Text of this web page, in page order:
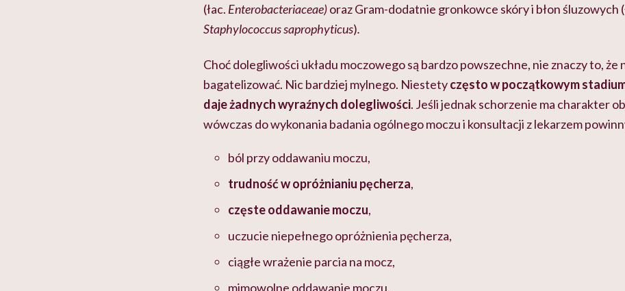
(łac. Enterobacteriaceae)oraz Gram-dodatnie gronkowce skóry i błon śluzowych
Staphylococcus saprophyticus).
Choć dolegliwości układu moczowego są bardzo powszechne, nie znaczy to, że
bagatelizować. Nic bardziej mylnego. Niestetyczęsto w początkowym
daje żadnych wyraźnych dolegliwości. Jeśli jednak schorzenie ma charakter
wówczas do wykonania badania ogólnego moczu i konsultacji z lekarzem
ból przy oddawaniu moczu,
trudność w opróżnianiu pęcherza,
częste oddawanie moczu,
uczucie niepełnego opróżnienia pęcherza,
ciągłe wrażenie parcia na mocz,
mimowolne oddawanie moczu,